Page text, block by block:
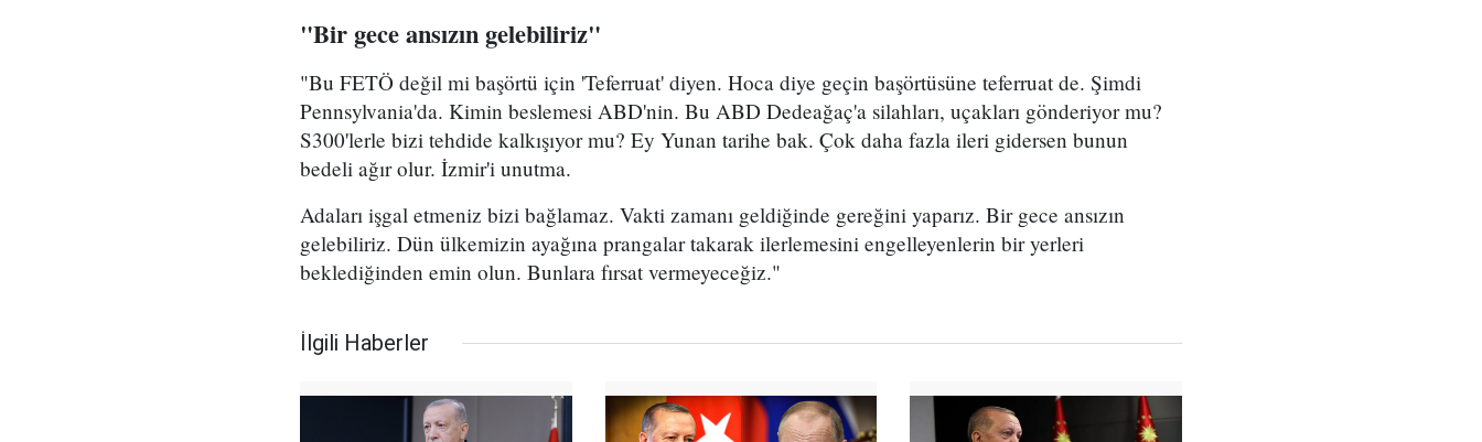
"Bir gece ansızın gelebiliriz"
"Bu FETÖ değil mi başörtü için 'Teferruat' diyen. Hoca diye geçin başörtüsüne teferruat de. Şimdi
Pennsylvania'da. Kimin beslemesi ABD'nin. Bu ABD Dedeağaç'a silahları, uçakları gönderiyor mu?
S300'lerle bizi tehdide kalkışıyor mu? Ey Yunan tarihe bak. Çok daha fazla ileri gidersen bunun
bedeli ağır olur. İzmir'i unutma.
Adaları işgal etmeniz bizi bağlamaz. Vakti zamanı geldiğinde gereğini yaparız. Bir gece ansızın
gelebiliriz. Dün ülkemizin ayağına prangalar takarak ilerlemesini engelleyenlerin bir yerleri
beklediğinden emin olun. Bunlara fırsat vermeyeceğiz."
İlgili Haberler